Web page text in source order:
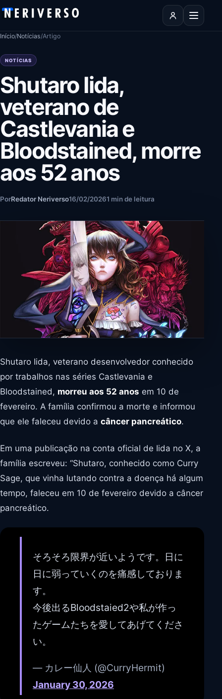
Pular para o conteúdo
Abrir
Início/Notícias/Artigo
NOTÍCIAS
Shutaro Iida,
veterano de
Castlevania e
Bloodstained, morre
aos 52 anos
PorRedator Neriverso16/02/20261 min de leitura
Shutaro Iida, veterano desenvolvedor conhecido
por trabalhos nas séries Castlevania e
Bloodstained, morreu aos 52 anos em 10 de
fevereiro. A família confirmou a morte e informou
que ele faleceu devido a câncer pancreático.
Em uma publicação na conta oficial de Iida no X, a
família escreveu: “Shutaro, conhecido como Curry
Sage, que vinha lutando contra a doença há algum
tempo, faleceu em 10 de fevereiro devido a câncer
pancreático.
そろそろ限界が近いようです。日に
日に弱っていくのを痛感しておりま
す。
今後出るBloodstaied2や私が作っ
たゲームたちを愛してあげてくださ
い。
— カレー仙人 (@CurryHermit)
January 30, 2026